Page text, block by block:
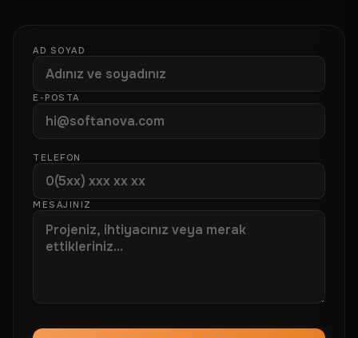
AD SOYAD
E-POSTA
TELEFON
MESAJINIZ